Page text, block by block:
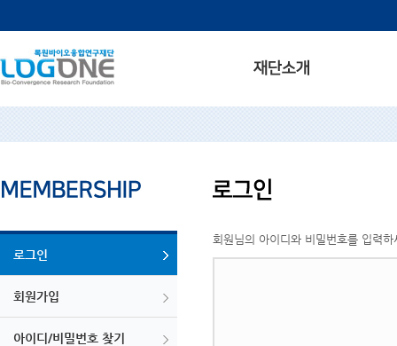
로그인
회원가입
아이디/비밀번호 찾기
회원님의 아이디와 비밀번호를 입력하